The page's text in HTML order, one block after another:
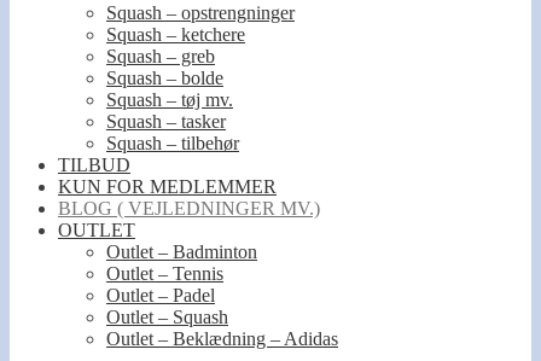
Squash – opstrengninger
Squash – ketchere
Squash – greb
Squash – bolde
Squash – tøj mv.
Squash – tasker
Squash – tilbehør
TILBUD
KUN FOR MEDLEMMER
BLOG ( VEJLEDNINGER MV.)
OUTLET
Outlet – Badminton
Outlet – Tennis
Outlet – Padel
Outlet – Squash
Outlet – Beklædning – Adidas